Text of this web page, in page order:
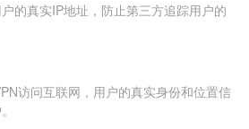
的真实IP地址，防止第三方追踪用户的
访问互联网，用户的真实身份和位置信